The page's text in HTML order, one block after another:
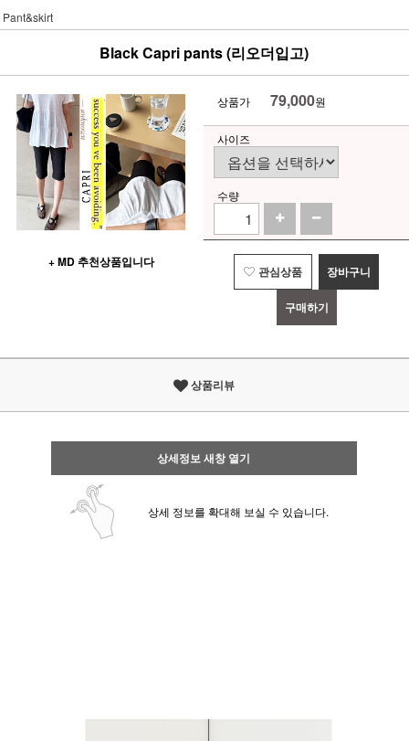
Pant&skirt
Black Capri pants (리오더입고)
+ MD 추천상품입니다
상품가 79,000원
사이즈
수량
관심상품 장바구니
구매하기
상품리뷰
상세정보 새창 열기
상세 정보를 확대해 보실 수 있습니다.